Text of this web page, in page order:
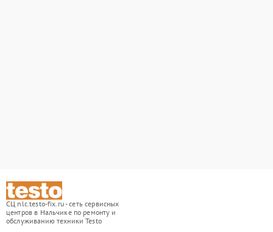
СЦ nlc.testo-fix.ru - сеть сервисных
центров в Нальчике по ремонту и
обслуживанию техники Testo